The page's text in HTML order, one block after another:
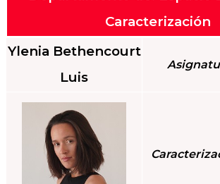
Caracterización
Ylenia Bethencourt
Luis